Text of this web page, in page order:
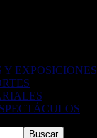
Y EXPOSICIONES